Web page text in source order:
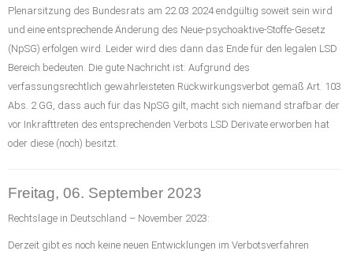
Plenarsitzung des Bundesrats am 22.03.2024 endgültig soweit sein wird
und eine entsprechende Änderung des Neue-psychoaktive-Stoffe-Gesetz
(NpSG) erfolgen wird. Leider wird dies dann das Ende für den legalen LSD
Bereich bedeuten. Die gute Nachricht ist: Aufgrund des
verfassungsrechtlich gewährleisteten Rückwirkungsverbot gemäß Art. 103
Abs. 2 GG, dass auch für das NpSG gilt, macht sich niemand strafbar der
vor Inkrafttreten des entsprechenden Verbots LSD Derivate erworben hat
oder diese (noch) besitzt.
Freitag, 06. September 2023
Rechtslage in Deutschland – November 2023:
Derzeit gibt es noch keine neuen Entwicklungen im Verbotsverfahren